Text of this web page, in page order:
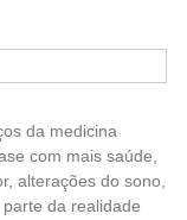
da medicina
com mais saúde,
alterações do sono,
da realidade